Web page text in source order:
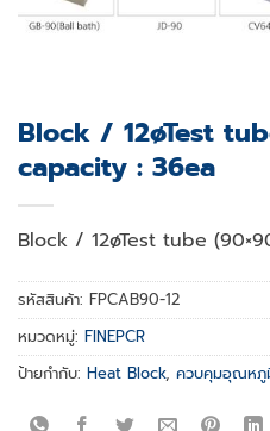
Block / 12øTest
capacity : 36ea
Block / 12øTest tube
รหัสสินค้า: FPCAB90-12
หมวดหมู่: FINEPCR
ป้ายกำกับ: Heat Block, ควบคุมอุณหภู